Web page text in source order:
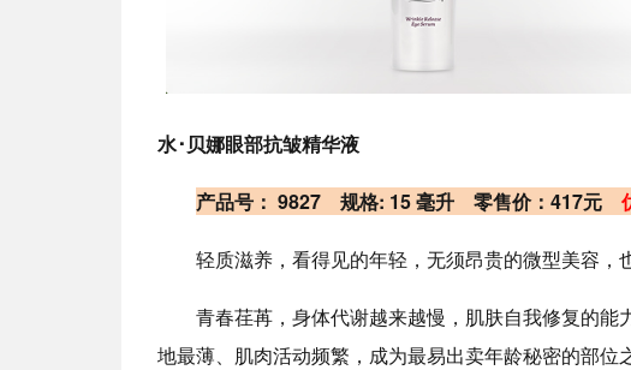
水･贝娜眼部抗皱精华液
产品号： 9827 规格: 15 毫升 零售价：417元
轻质滋养，看得见的年轻，无须昂贵的微型美容，
青春荏苒，身体代谢越来越慢，肌肤自我修复的
地最薄、肌肉活动频繁，成为最易出卖年龄秘密的部位